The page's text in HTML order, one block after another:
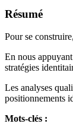
Résumé
Pour se
En nous
stratégies
Les analyses
positionnements
Mots-clés :